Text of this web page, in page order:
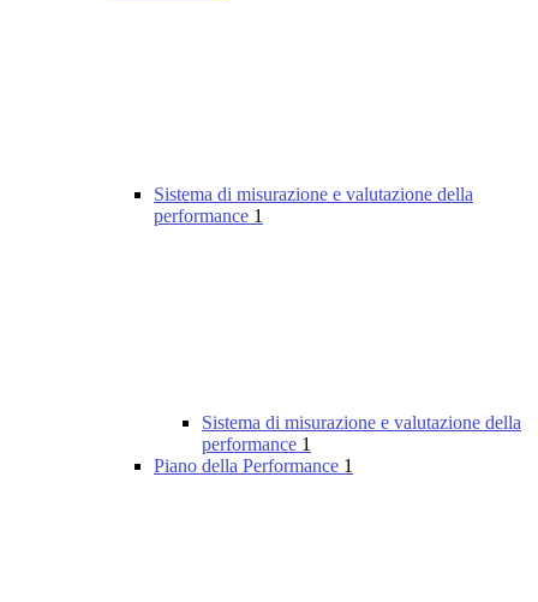
Sistema di misurazione e valutazione della
performance 1
Sistema di misurazione e valutazione della
performance 1
Piano della Performance 1